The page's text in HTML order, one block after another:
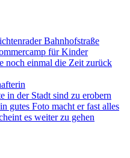
Bahnhofstraße
für Kinder
noch einmal die Zeit zurück
in der Stadt sind zu erobern
gutes Foto macht er fast alles
es weiter zu gehen